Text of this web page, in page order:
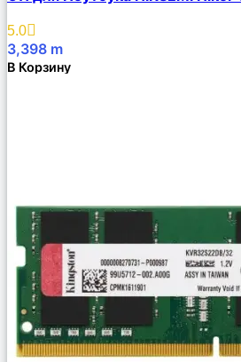
Избранное
5.0
3,398 m
В Корзину